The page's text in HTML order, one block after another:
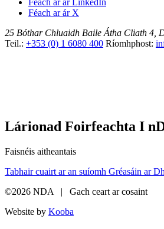
Féach ar ár LinkedIn
Féach ar ár X
25 Bóthar Chluaidh Baile Átha Cliath 4,
Teil.: +353 (0) 1 6080 400 Ríomhphost:
Lárionad Foirfeachta I
Faisnéis aitheantais
Tabhair cuairt ar an suíomh Gréasáin ar
©2026 NDA | Gach ceart ar cosaint
Website by Kooba